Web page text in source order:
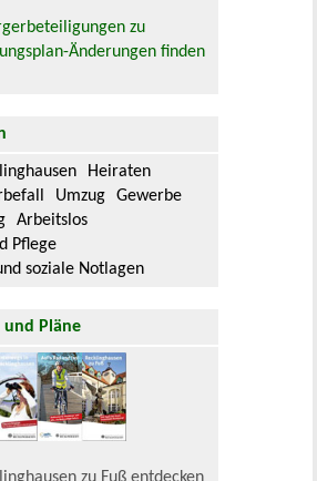
zu
Änderungen finden
Heiraten
Umzug
Gewerbe
Arbeitslos
Pflege
soziale Notlagen
und Pläne